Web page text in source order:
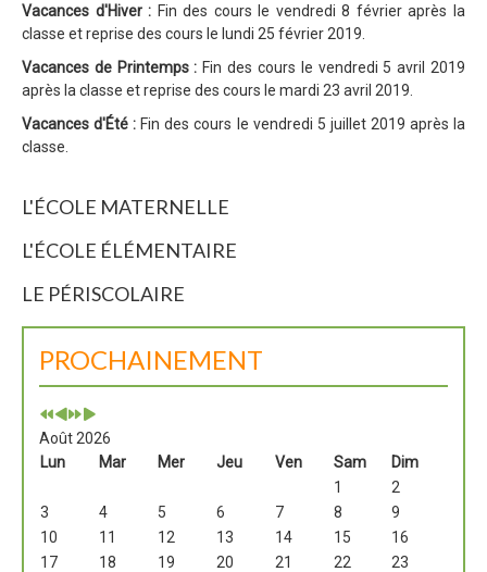
Vacances d'Hiver : Fin des cours le vendredi 8 février après la
classe et reprise des cours le lundi 25 février 2019.
Vacances de Printemps : Fin des cours le vendredi 5 avril 2019
après la classe et reprise des cours le mardi 23 avril 2019.
Vacances d'Été : Fin des cours le vendredi 5 juillet 2019 après la
classe.
L'ÉCOLE MATERNELLE
L'ÉCOLE ÉLÉMENTAIRE
LE PÉRISCOLAIRE
PROCHAINEMENT
Août 2026
Lun
Mar Mer Jeu Ven Sam
Dim
1
2
3
4 5 6 7 8
9
10
11 12 13 14 15
16
17
18 19 20 21 22
23